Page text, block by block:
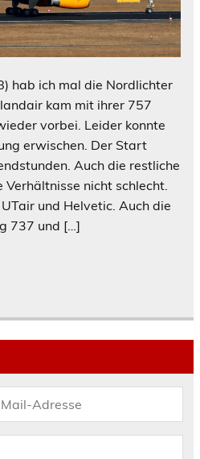
hab ich mal die Nordlichter
kam mit ihrer 757
vorbei. Leider konnte
erwischen. Der Start
Auch die restliche
nicht schlecht.
und Helvetic. Auch die
737 und […]